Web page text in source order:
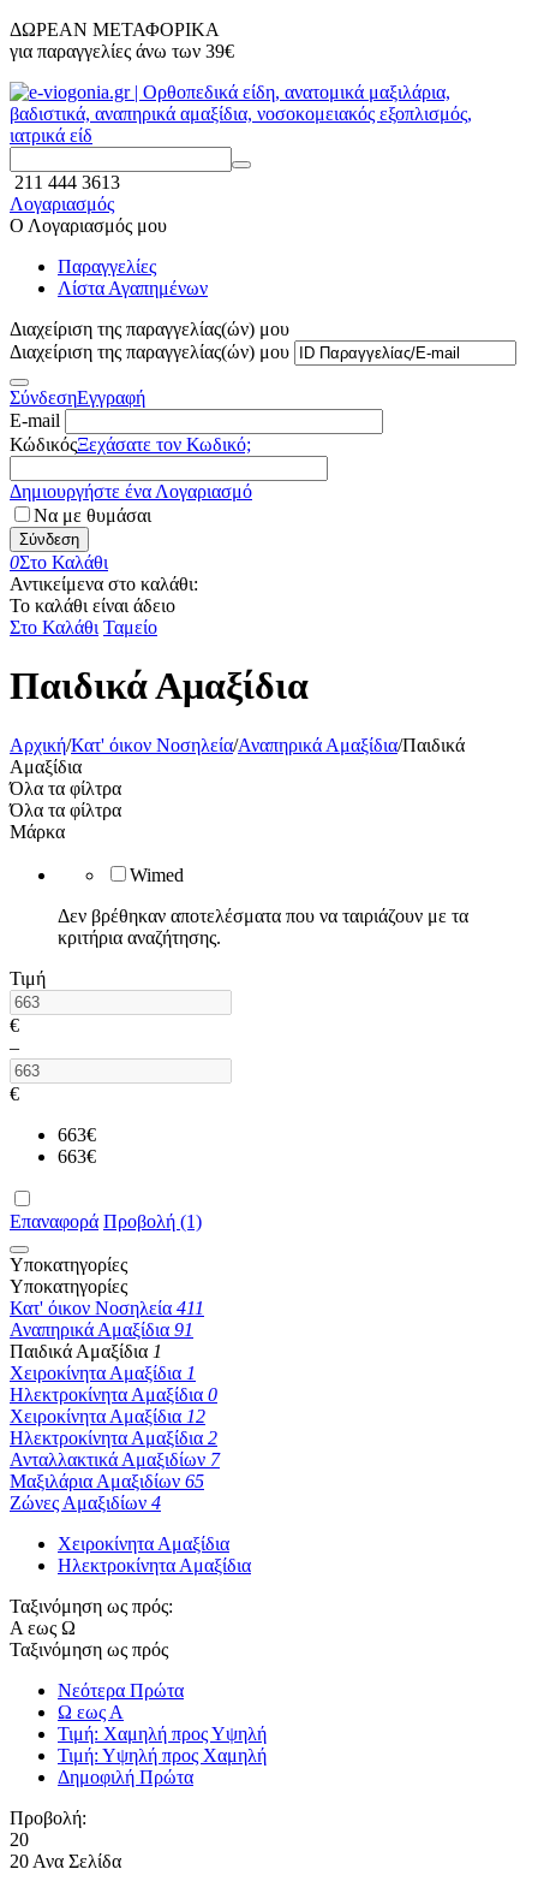
ΔΩΡΕΑΝ ΜΕΤΑΦΟΡΙΚΑ
για παραγγελίες άνω των 39€
211 444 3613
Λογαριασμός
Ο Λογαριασμός μου
Παραγγελίες
Λίστα Αγαπημένων
Διαχείριση της παραγγελίας(ών) μου
Διαχείριση της παραγγελίας(ών) μου
ΣύνδεσηΕγγραφή
E-mail
ΚώδικόςΞεχάσατε τον Κωδικό;
Δημιουργήστε ένα Λογαριασμό
Να με θυμάσαι
Σύνδεση
0Στο Καλάθι
Αντικείμενα στο καλάθι:
Το καλάθι είναι άδειο
Στο Καλάθι Ταμείο
Παιδικά Αμαξίδια
Αρχική/Κατ' όικον Νοσηλεία/Αναπηρικά Αμαξίδια/Παιδικά
Αμαξίδια
Όλα τα φίλτρα
Όλα τα φίλτρα
Μάρκα
Wimed
Δεν βρέθηκαν αποτελέσματα που να ταιριάζουν με τα
κριτήρια αναζήτησης.
Τιμή
€
–
€
663€
663€
Επαναφορά Προβολή (1)
Υποκατηγορίες
Υποκατηγορίες
Κατ' όικον Νοσηλεία 411
Αναπηρικά Αμαξίδια 91
Παιδικά Αμαξίδια 1
Χειροκίνητα Αμαξίδια 1
Ηλεκτροκίνητα Αμαξίδια 0
Χειροκίνητα Αμαξίδια 12
Ηλεκτροκίνητα Αμαξίδια 2
Ανταλλακτικά Αμαξιδίων 7
Μαξιλάρια Αμαξιδίων 65
Ζώνες Αμαξιδίων 4
Χειροκίνητα Αμαξίδια
Ηλεκτροκίνητα Αμαξίδια
Ταξινόμηση ως πρός:
Α εως Ω
Ταξινόμηση ως πρός
Νεότερα Πρώτα
Ω εως Α
Τιμή: Χαμηλή προς Υψηλή
Τιμή: Υψηλή προς Χαμηλή
Δημοφιλή Πρώτα
Προβολή:
20
20 Ανα Σελίδα